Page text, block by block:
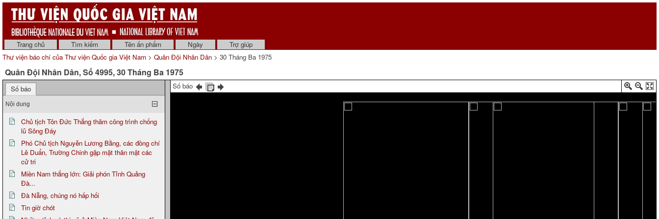
Trang chủ Tìm kiếm Tên ấn phẩm Ngày
Trợ giúp
Thư viện báo chí của Thư viện Quốc gia Việt Nam > Quân Đội Nhân Dân > 30 Tháng Ba 1975
Quân Đội Nhân Dân, Số 4995, 30 Tháng Ba 1975
Số báo
Nội dung
Chủ tịch Tôn Đức Thắng thăm công trình chống
lũ Sông Đáy
Phó Chủ tịch Nguyễn Lương Bằng, các đồng chí
Lê Duẩn, Trường Chinh gặp mặt thân mật các
cử tri
Miền Nam thắng lớn: Giải phón Tỉnh Quảng
Đà...
Đà Nẵng, chúng nó hấp hối
Tin giờ chót
Số báo